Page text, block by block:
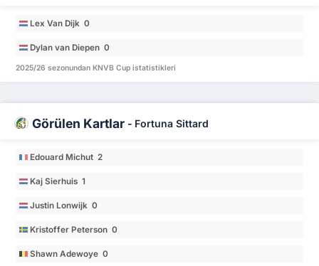
Lex Van Dijk 0
Dylan van Diepen 0
2025/26 sezonundan KNVB Cup istatistikleri
Görülen Kartlar - Fortuna Sittard
Edouard Michut 2
Kaj Sierhuis 1
Justin Lonwijk 0
Kristoffer Peterson 0
Shawn Adewoye 0